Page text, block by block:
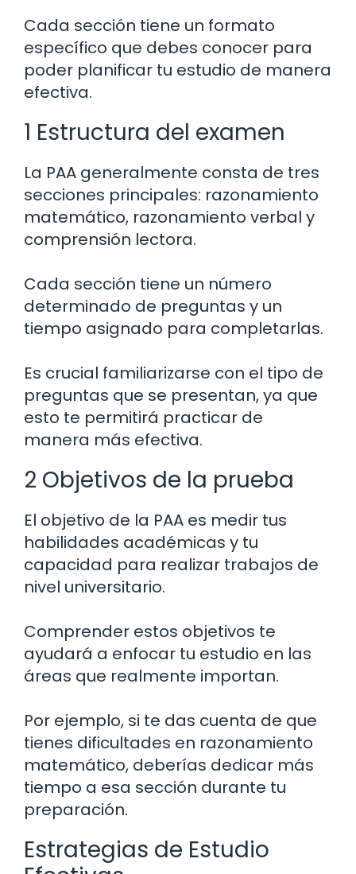
Cada sección tiene un formato
específico que debes conocer para
poder planificar tu estudio de manera
efectiva.
1 Estructura del examen
La PAA generalmente consta de tres
secciones principales: razonamiento
matemático, razonamiento verbal y
comprensión lectora.
Cada sección tiene un número
determinado de preguntas y un
tiempo asignado para completarlas.
Es crucial familiarizarse con el tipo de
preguntas que se presentan, ya que
esto te permitirá practicar de
manera más efectiva.
2 Objetivos de la prueba
El objetivo de la PAA es medir tus
habilidades académicas y tu
capacidad para realizar trabajos de
nivel universitario.
Comprender estos objetivos te
ayudará a enfocar tu estudio en las
áreas que realmente importan.
Por ejemplo, si te das cuenta de que
tienes dificultades en razonamiento
matemático, deberías dedicar más
tiempo a esa sección durante tu
preparación.
Estrategias de Estudio